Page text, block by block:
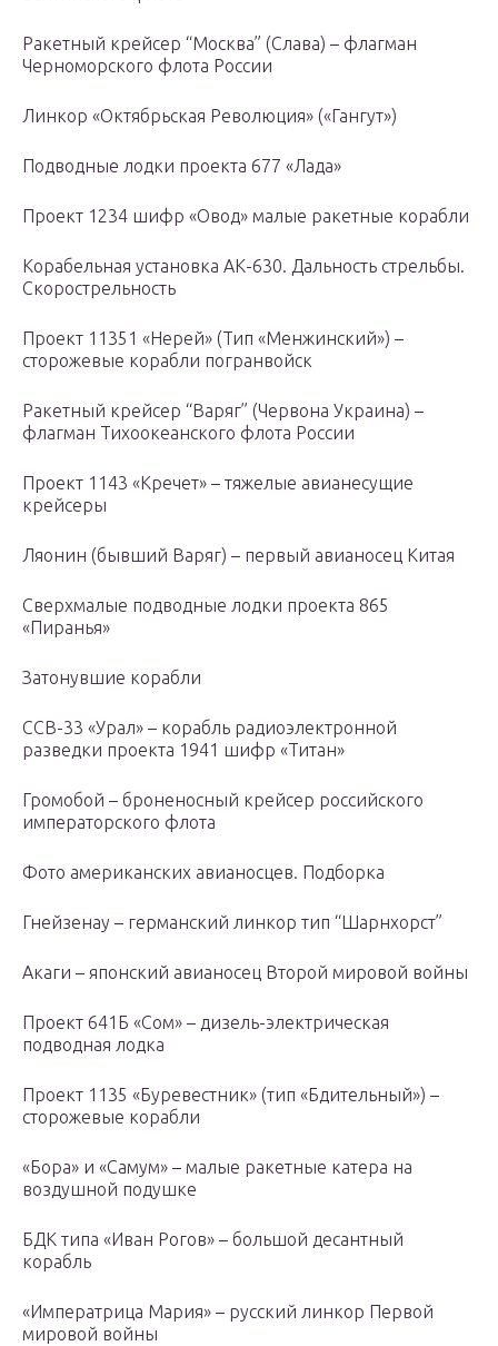
Ракетный крейсер “Москва” (Слава) – флагман
Черноморского флота России
Линкор «Октябрьская Революция» («Гангут»)
Подводные лодки проекта 677 «Лада»
Проект 1234 шифр «Овод» малые ракетные корабли
Корабельная установка АК-630. Дальность стрельбы.
Скорострельность
Проект 11351 «Нерей» (Тип «Менжинский») –
сторожевые корабли погранвойск
Ракетный крейсер “Варяг” (Червона Украина) –
флагман Тихоокеанского флота России
Проект 1143 «Кречет» – тяжелые авианесущие
крейсеры
Ляонин (бывший Варяг) – первый авианосец Китая
Сверхмалые подводные лодки проекта 865
«Пиранья»
Затонувшие корабли
ССВ-33 «Урал» – корабль радиоэлектронной
разведки проекта 1941 шифр «Титан»
Громобой – броненосный крейсер российского
императорского флота
Фото американских авианосцев. Подборка
Гнейзенау – германский линкор тип “Шарнхорст”
Акаги – японский авианосец Второй мировой войны
Проект 641Б «Сом» – дизель-электрическая
подводная лодка
Проект 1135 «Буревестник» (тип «Бдительный») –
сторожевые корабли
«Бора» и «Самум» – малые ракетные катера на
воздушной подушке
БДК типа «Иван Рогов» – большой десантный
корабль
«Императрица Мария» – русский линкор Первой
мировой войны